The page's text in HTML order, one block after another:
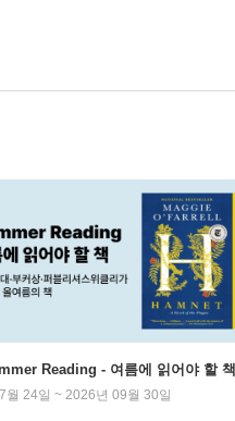
Reading - 여름에 읽어야 할 책
월 24일 ~ 2026년 09월 30일